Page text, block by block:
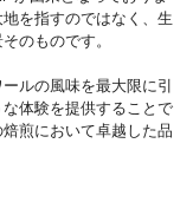
を指すのではなく、生
のものです。
ルの風味を最大限に引
体験を提供することで
煎において卓越した品